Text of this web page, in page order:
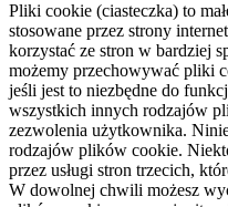
Pliki cookie (ciasteczka) to
stosowane przez strony
korzystać ze stron w bardziej
możemy przechowywać pliki
jeśli jest to niezbędne do
wszystkich innych rodzajów
zezwolenia użytkownika.
rodzajów plików cookie.
przez usługi stron trzecich,
W dowolnej chwili możesz